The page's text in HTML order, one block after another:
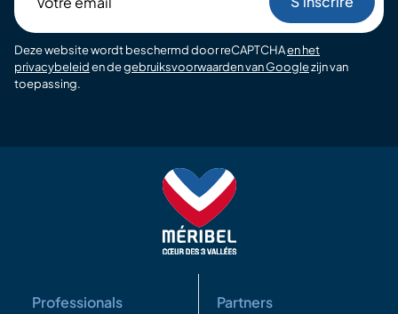
email
Deze website wordt beschermd door reCAPTCHAen het
privacybeleiden degebruiksvoorwaarden van Googlezijn van
toepassing.
Professionals Partners